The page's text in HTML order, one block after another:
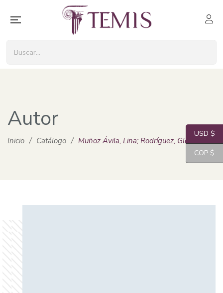
Autor
Inicio / Catálogo / Muñoz Ávila, Lina; Rodríguez, Gloria
USD $
COP $